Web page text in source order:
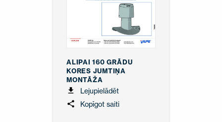
SV-FI LT LV
ALIPAI 160 GRĀDU
KORES JUMTIŅA
MONTĀŽA
Lejupielādēt
Kopīgot saiti